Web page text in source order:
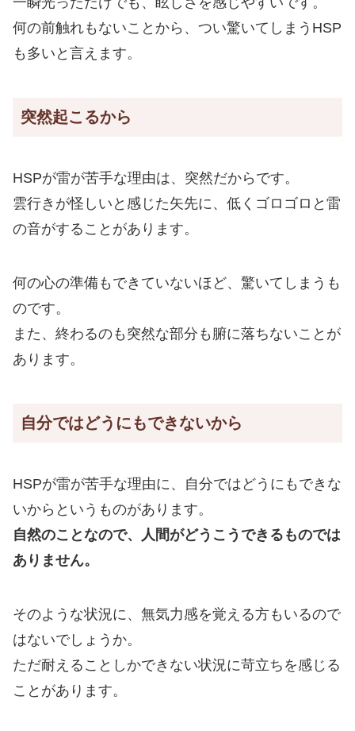
何の前触れもないことから、つい驚いてしまうHSP
も多いと言えます。
突然起こるから
HSPが雷が苦手な理由は、突然だからです。
雲行きが怪しいと感じた矢先に、低くゴロゴロと雷
の音がすることがあります。
何の心の準備もできていないほど、驚いてしまうも
のです。
また、終わるのも突然な部分も腑に落ちないことが
あります。
自分ではどうにもできないから
HSPが雷が苦手な理由に、自分ではどうにもできな
いからというものがあります。
自然のことなので、人間がどうこうできるものでは
ありません。
そのような状況に、無気力感を覚える方もいるので
はないでしょうか。
ただ耐えることしかできない状況に苛立ちを感じる
ことがあります。